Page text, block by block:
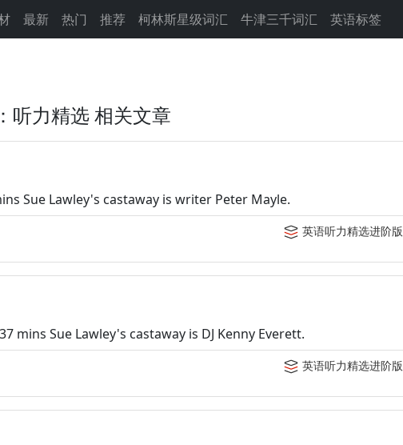
最新 热门 推荐 柯林斯星级词汇 牛津三千词汇 英语标签
听力精选 相关文章
Sue Lawley's castaway is writer Peter Mayle.
英语听力精选进阶版
mins Sue Lawley's castaway is DJ Kenny Everett.
英语听力精选进阶版